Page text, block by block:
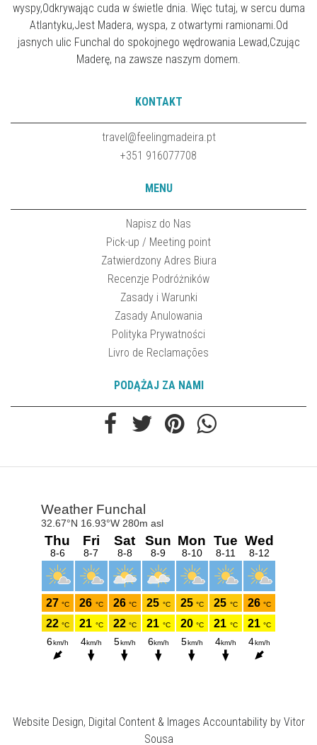
wyspy,Odkrywając cuda w świetle dnia. Więc tutaj, w sercu duma
Atlantyku,Jest Madera, wyspa, z otwartymi ramionami.Od
jasnych ulic Funchal do spokojnego wędrowania Lewad,Czując
Maderę, na zawsze naszym domem.
KONTAKT
travel@feelingmadeira.pt
+351 916077708
MENU
Napisz do Nas
Pick-up / Meeting point
Zatwierdzony Adres Biura
Recenzje Podróżników
Zasady i Warunki
Zasady Anulowania
Polityka Prywatności
Livro de Reclamações
PODĄŻAJ ZA NAMI
Website Design, Digital Content & Images Accountability by Vitor
Sousa